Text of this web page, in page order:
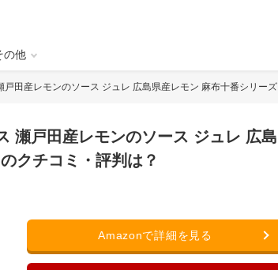
の他
田産レモンのソース ジュレ 広島県産レモン 麻布十番シリーズ
瀬戸田産レモンのソース ジュレ 広島
クチコミ・評判は？